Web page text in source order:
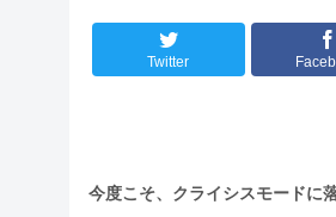
Twitter
今度こそ、クライシスモードに